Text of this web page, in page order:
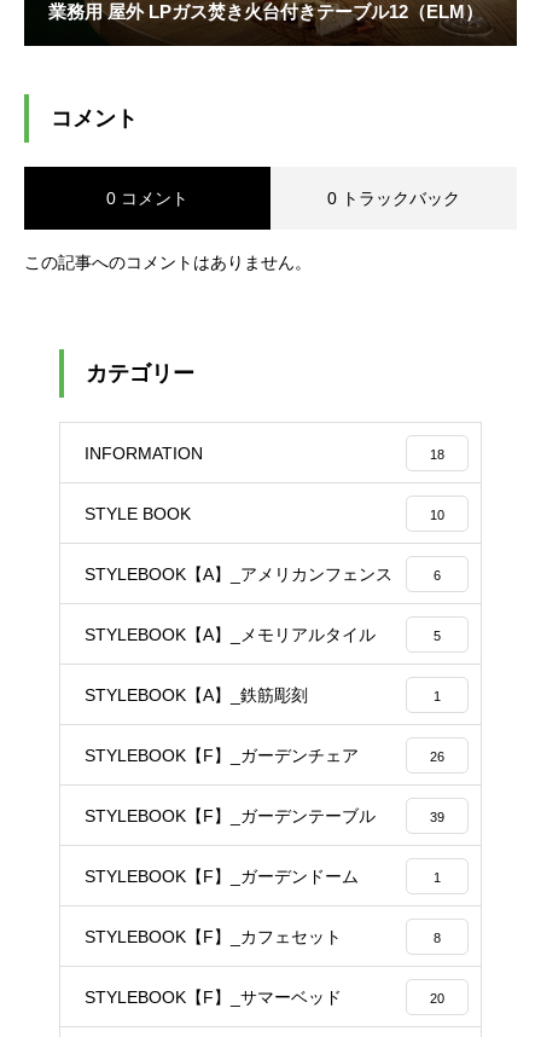
業務用 屋外 LPガス焚き火台付きテーブル12（ELM）
コメント
0 コメント 0 トラックバック
この記事へのコメントはありません。
カテゴリー
INFORMATION 18
STYLE BOOK 10
STYLEBOOK【A】_アメリカンフェンス 6
STYLEBOOK【A】_メモリアルタイル 5
STYLEBOOK【A】_鉄筋彫刻 1
STYLEBOOK【F】_ガーデンチェア 26
STYLEBOOK【F】_ガーデンテーブル 39
STYLEBOOK【F】_ガーデンドーム 1
STYLEBOOK【F】_カフェセット 8
STYLEBOOK【F】_サマーベッド 20